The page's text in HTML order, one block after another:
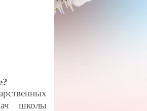
школы